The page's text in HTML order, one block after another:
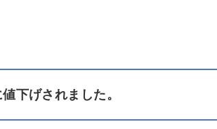
値下げされました。